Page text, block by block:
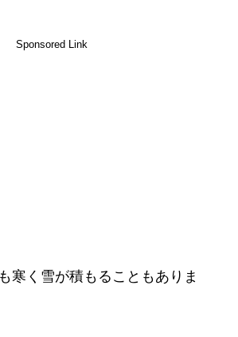
Sponsored Link
寒く雪が積もることもありま